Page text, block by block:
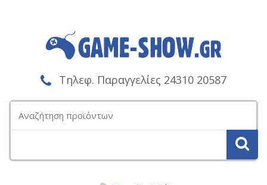
Τηλεφ. Παραγγελίες 24310 20587
για: